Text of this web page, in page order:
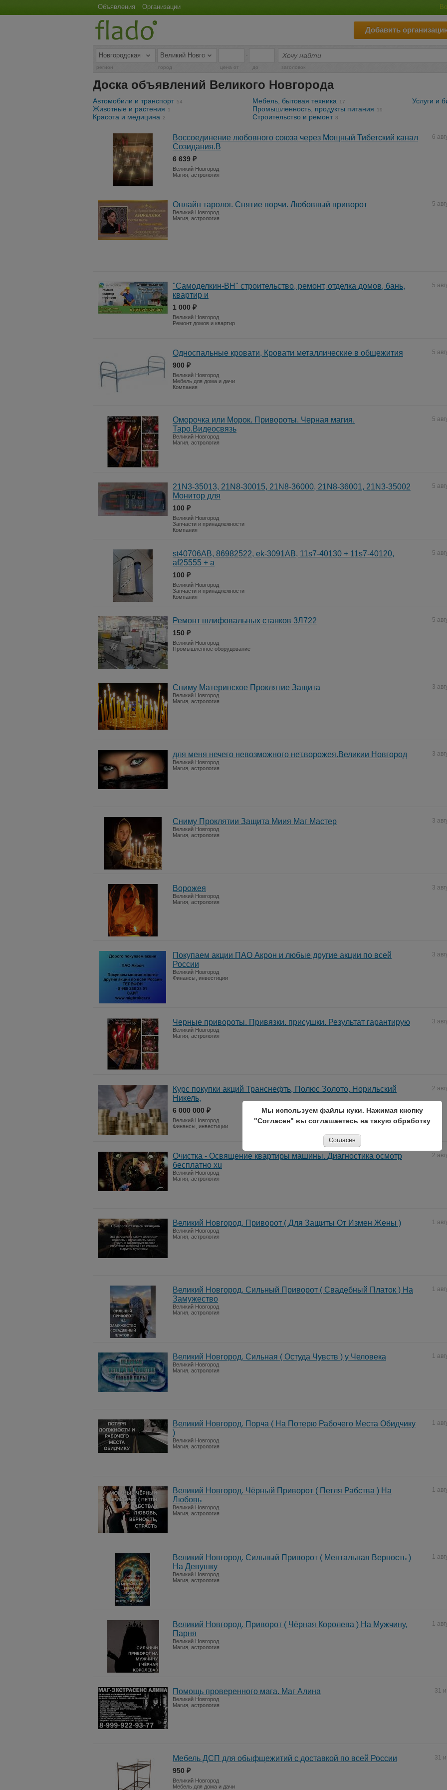
Объявления Организации
Добавить
-
регион город цена от до заголовок
Доска объявлений Великого Новгорода
Автомобили и транспорт 54
Животные и растения 1
Красота и медицина 2
Мебель, бытовая техника 17
Промышленность, продукты питания 19
Строительство и ремонт 8
Услуги и
6
Воссоединение любовного союза через Мощный Тибетский канал
Созидания.В
6 639 ₽
Великий Новгород
Магия, астрология
5
Онлайн таролог. Снятие порчи. Любовный приворот
Великий Новгород
Магия, астрология
5
"Самоделкин-ВН" строительство, ремонт, отделка домов, бань,
квартир и
1 000 ₽
Великий Новгород
Ремонт домов и квартир
5
Односпальные кровати, Кровати металлические в общежития
900 ₽
Великий Новгород
Мебель для дома и дачи
Компания
5
Оморочка или Морок. Привороты. Черная магия.
Таро.Видеосвязь
Великий Новгород
Магия, астрология
5
21N3-35013, 21N8-30015, 21N8-36000, 21N8-36001, 21N3-35002
Монитoр для
100 ₽
Великий Новгород
Запчасти и принадлежности
Компания
5
st40706AB, 86982522, ek-3091AB, 11s7-40130 + 11s7-40120,
af25555 + a
100 ₽
Великий Новгород
Запчасти и принадлежности
Компания
5
Ремонт шлифовальных станков 3Л722
150 ₽
Великий Новгород
Промышленное оборудование
3
Сниму Материнское Проклятие Защита
Великий Новгород
Магия, астрология
3
для меня нечего невозможного нет.ворожея.Великии Новгород
Великий Новгород
Магия, астрология
3
Сниму Проклятии Защита Миия Маг Мастер
Великий Новгород
Магия, астрология
3
Ворожея
Великий Новгород
Магия, астрология
3
Покупаем акции ПАО Акрон и любые другие акции по всей
России
Великий Новгород
Финансы, инвестиции
3
Черные привороты. Привязки. присушки. Результат гарантирую
Великий Новгород
Магия, астрология
2
Курс покупки акций Транснефть, Полюс Золото, Норильский
Никель,
6 000 000 ₽
Великий Новгород
Финансы, инвестиции
2
Очистка - Освящение квартиры машины. Диагностика осмотр
бесплатно xu
Великий Новгород
Магия, астрология
1
Великий Новгород. Приворот ( Для Защиты От Измен Жены )
Великий Новгород
Магия, астрология
1
Великий Новгород. Сильный Приворот ( Свадебный Платок ) На
Замужество
Великий Новгород
Магия, астрология
1
Великий Новгород. Сильная ( Остуда Чувств ) у Человека
Великий Новгород
Магия, астрология
1
Великий Новгород. Порча ( На Потерю Рабочего Места Обидчику
)
Великий Новгород
Магия, астрология
1
Великий Новгород. Чёрный Приворот ( Петля Рабства ) На
Любовь
Великий Новгород
Магия, астрология
1
Великий Новгород. Сильный Приворот ( Ментальная Верность )
На Девушку
Великий Новгород
Магия, астрология
1
Великий Новгород. Приворот ( Чёрная Королева ) На Мужчину,
Парня
Великий Новгород
Магия, астрология
31
Помощь проверенного мага. Маг Алина
Великий Новгород
Магия, астрология
31
Мебель ДСП для обыфщежитий с доставкой по всей России
950 ₽
Великий Новгород
Мебель для дома и дачи
Мы используем файлы куки. Нажимая кнопку
"Согласен" вы соглашаетесь на такую обработку
Согласен